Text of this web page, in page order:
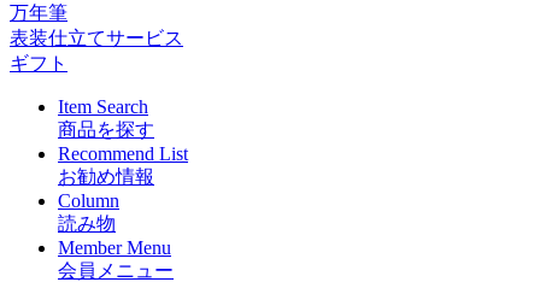
万年筆
表装仕立てサービス
ギフト
Item Search
商品を探す
Recommend List
お勧め情報
Column
読み物
Member Menu
会員メニュー